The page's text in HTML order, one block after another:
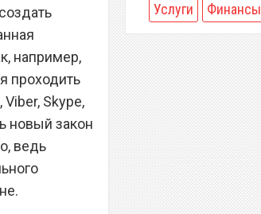
например,
проходить
Skype,
новый закон
ведь
Услуги
Финансы